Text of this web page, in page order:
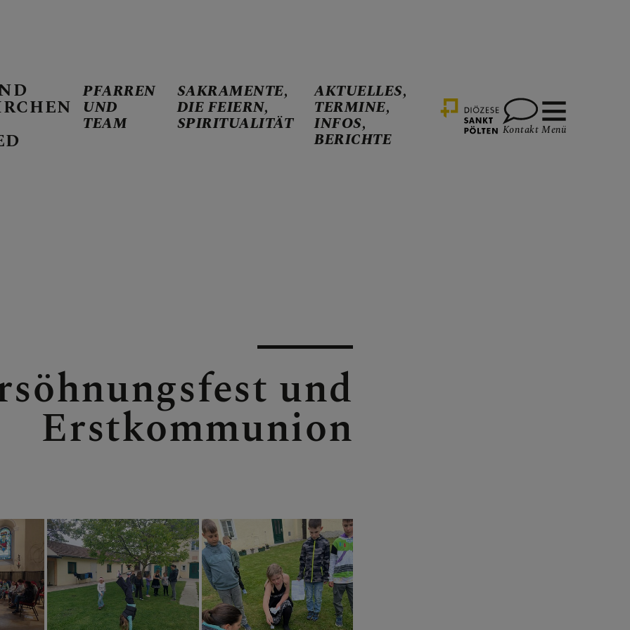
TEAM
PFARREN
UND
TEAM
SAKRAMENTE,
DIE FEIERN,
SPIRITUALITÄT
AKTUELLES,
TERMINE,
INFOS,
BERICHTE Kontakt Menü
und
Erstkommunion